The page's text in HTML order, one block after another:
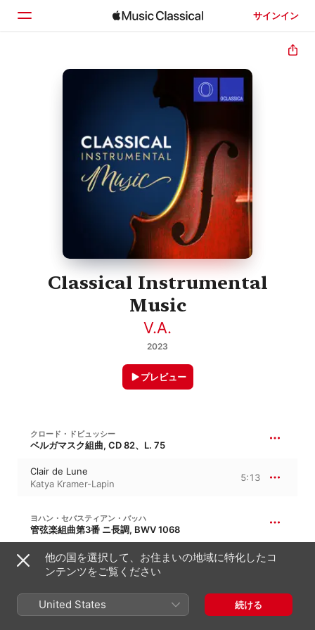
サインイン
ホーム
Classical Instrumental
Music
V.A.
2023
プレビュー
クロード・ドビュッシー
ベルガマスク組曲, CD 82、L. 75
Clair de Lune
Katya Kramer-Lapin
5:13
ヨハン・セバスティアン・バッハ
管弦楽組曲第3番 ニ長調, BWV 1068
Strings and Harpsichord by Sergey
Bryukhno)
4:38
ルートヴィヒ・ヴァン・ベートーヴェン
他の国を選択して、お住まいの地域に特化したコ
ンテンツをご覧ください
United States 続ける